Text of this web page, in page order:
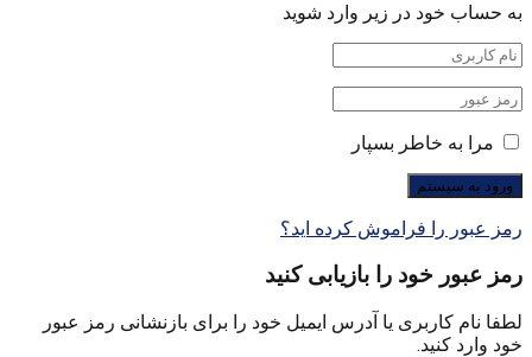
به حساب خود در زیر وارد شوید
مرا به خاطر بسپار
رمز عبور را فراموش کرده اید؟
رمز عبور خود را بازیابی کنید
لطفا نام کاربری یا آدرس ایمیل خود را برای بازنشانی رمز عبور
خود وارد کنید.